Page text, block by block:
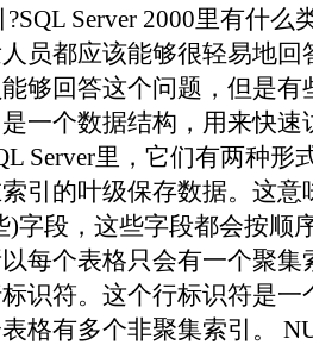
?SQL Server 2000里有
员都应该能够很轻易地
能够回答这个问题，但
一个数据结构，用来快
Server里，它们有两种形
引的叶级保存数据。这
)字段，这些字段都会按顺
每个表格只会有一个聚
识符。这个行标识符是
表格有多个非聚集索引